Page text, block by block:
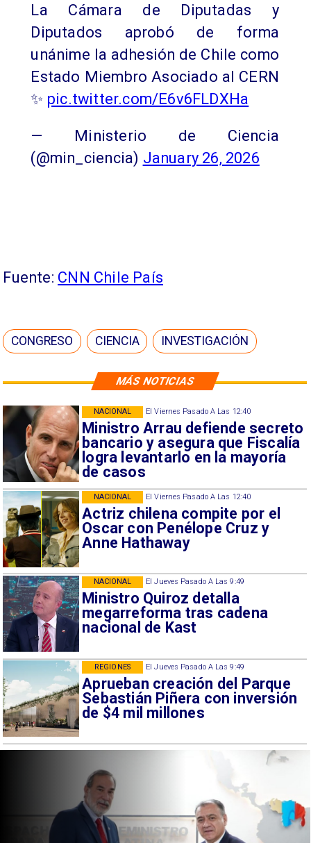
MÁS NOTICIAS
El Viernes Pasado A Las 12:40
Ministro Arrau defiende secreto
bancario y asegura que Fiscalía
logra levantarlo en la mayoría
de casos
NACIONAL
El Viernes Pasado A Las 12:40
Actriz chilena compite por el
Oscar con Penélope Cruz y
Anne Hathaway
NACIONAL
El Jueves Pasado A Las 9:49
Ministro Quiroz detalla
megarreforma tras cadena
nacional de Kast
NACIONAL
El Jueves Pasado A Las 9:49
Aprueban creación del Parque
Sebastián Piñera con inversión
de $4 mil millones
REGIONES
La Cámara de Diputadas y
Diputados aprobó de forma
unánime la adhesión de Chile como
Estado Miembro Asociado al CERN
✨ pic.twitter.com/E6v6FLDXHa
— Ministerio de Ciencia
(@min_ciencia) January 26, 2026
Fuente: CNN Chile País
CONGRESO CIENCIA INVESTIGACIÓN